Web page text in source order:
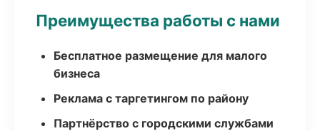
Преимущества работы с нами
Бесплатное размещение для малого
бизнеса
Реклама с таргетингом по району
Партнёрство с городскими службами